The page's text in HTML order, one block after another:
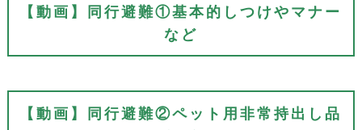
【動画】同行避難①基本的しつけやマナー
など
【動画】同行避難②ペット用非常持出し品